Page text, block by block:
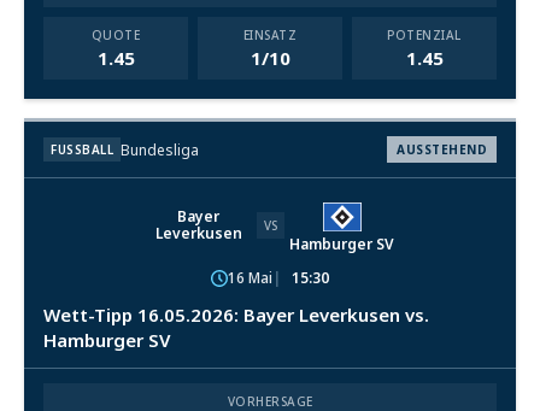
QUOTE
1.45
EINSATZ
1/10
POTENZIAL
1.45
FUSSBALL Bundesliga AUSSTEHEND
Bayer
Leverkusen
VS
Hamburger SV
16 Mai
15:30
Wett-Tipp 16.05.2026: Bayer Leverkusen vs.
Hamburger SV
VORHERSAGE